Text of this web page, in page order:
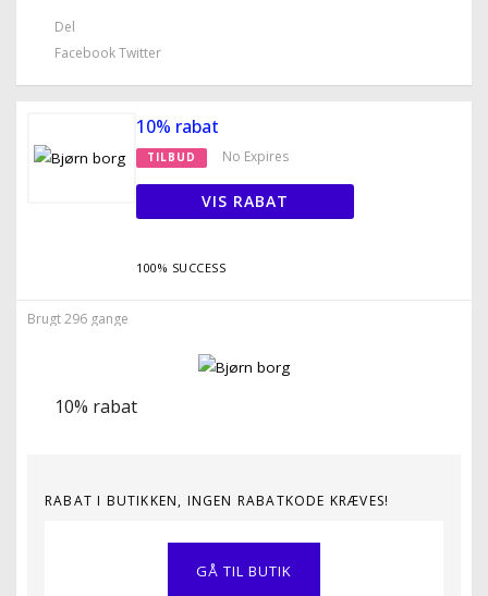
Del
FacebookTwitter
10% rabat
TILBUD No Expires
VIS RABAT
100% SUCCESS
Brugt 296 gange
10% rabat
RABAT I BUTIKKEN, INGEN RABATKODE KRÆVES!
GÅ TIL BUTIK